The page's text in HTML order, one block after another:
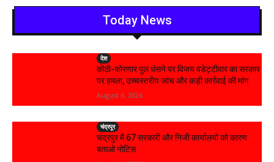
Today News
देश
कोठी-कोरणार पुल धंसने पर विजय वडेट्टीवार का सरकार
पर हमला, उच्चस्तरीय जांच और कड़ी कार्रवाई की मांग
August 6, 2026
चंद्रपूर
चंद्रपुर में 67 सरकारी और निजी कार्यालयों को कारण
बताओ नोटिस